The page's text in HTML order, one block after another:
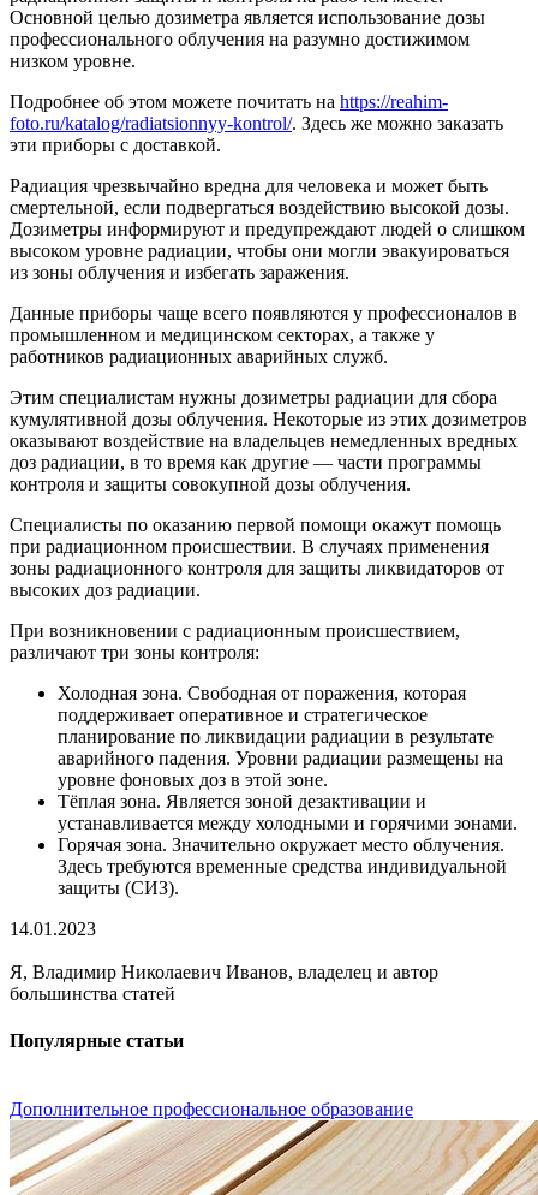
Основной целью дозиметра является использование дозы
профессионального облучения на разумно достижимом
низком уровне.
Подробнее об этом можете почитать на https://reahim-
foto.ru/katalog/radiatsionnyy-kontrol/. Здесь же можно заказать
эти приборы с доставкой.
Радиация чрезвычайно вредна для человека и может быть
смертельной, если подвергаться воздействию высокой дозы.
Дозиметры информируют и предупреждают людей о слишком
высоком уровне радиации, чтобы они могли эвакуироваться
из зоны облучения и избегать заражения.
Данные приборы чаще всего появляются у профессионалов в
промышленном и медицинском секторах, а также у
работников радиационных аварийных служб.
Этим специалистам нужны дозиметры радиации для сбора
кумулятивной дозы облучения. Некоторые из этих дозиметров
оказывают воздействие на владельцев немедленных вредных
доз радиации, в то время как другие — части программы
контроля и защиты совокупной дозы облучения.
Специалисты по оказанию первой помощи окажут помощь
при радиационном происшествии. В случаях применения
зоны радиационного контроля для защиты ликвидаторов от
высоких доз радиации.
При возникновении с радиационным происшествием,
различают три зоны контроля:
Холодная зона. Свободная от поражения, которая
поддерживает оперативное и стратегическое
планирование по ликвидации радиации в результате
аварийного падения. Уровни радиации размещены на
уровне фоновых доз в этой зоне.
Тёплая зона. Является зоной дезактивации и
устанавливается между холодными и горячими зонами.
Горячая зона. Значительно окружает место облучения.
Здесь требуются временные средства индивидуальной
защиты (СИЗ).
14.01.2023
Я, Владимир Николаевич Иванов, владелец и автор
большинства статей
Популярные статьи
Дополнительное профессиональное образование